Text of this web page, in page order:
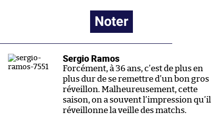
Noter
Sergio Ramos
Forcément, à 36 ans, c’est de plus en
plus dur de se remettre d’un bon gros
réveillon. Malheureusement, cette
saison, on a souvent l’impression qu’il
réveillonne la veille des matchs.